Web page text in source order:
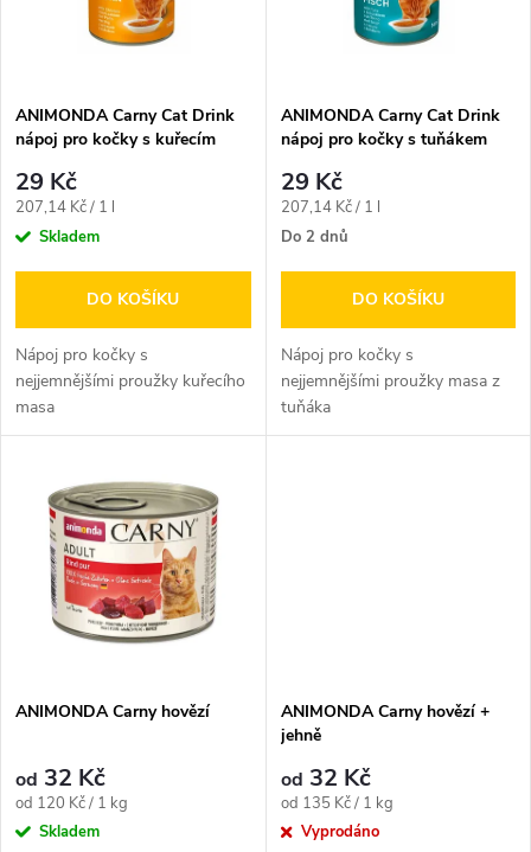
p
r
o
d
u
k
s
p
r
o
d
u
ANIMONDA Carny Cat Drink
nápoj pro kočky s kuřecím
29 Kč
Měrná
cena:
207,14 Kč / 1 l
Skladem
DO KOŠÍKU
Nápoj pro kočky s
nejjemnějšími proužky kuřecího
masa
ANIMONDA Carny Cat Drink
nápoj pro kočky s tuňákem
29 Kč
Měrná
cena:
207,14 Kč / 1 l
Do 2 dnů
DO KOŠÍKU
Nápoj pro kočky s
nejjemnějšími proužky masa z
tuňáka
ANIMONDA Carny hovězí
od 32 Kč
Měrná
cena:
od 120 Kč / 1 kg
Skladem
ANIMONDA Carny hovězí +
jehně
od 32 Kč
Měrná
cena:
od 135 Kč / 1 kg
Vyprodáno